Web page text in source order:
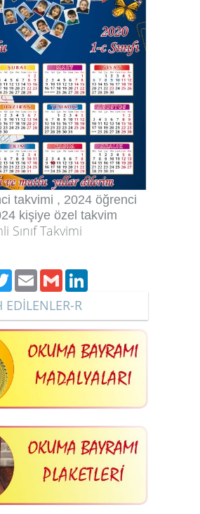
takvimi , 2024 öğrenci
kişiye özel takvim
Sınıf Takvimi
TwitterEmailGmail
EDİLENLER-R